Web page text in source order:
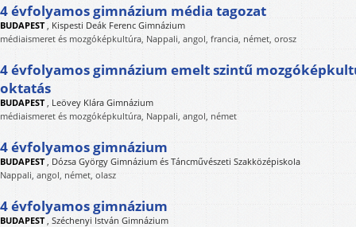
4 évfolyamos gimnázium média tagozat
BUDAPEST, Kispesti Deák Ferenc Gimnázium
médiaismeret és mozgóképkultúra, Nappali, angol, francia, német, orosz
4 évfolyamos gimnázium emelt szintű
oktatás
BUDAPEST, Leövey Klára Gimnázium
médiaismeret és mozgóképkultúra, Nappali, angol, német
4 évfolyamos gimnázium
BUDAPEST, Dózsa György Gimnázium és Táncművészeti Szakközépiskola
Nappali, angol, német, olasz
4 évfolyamos gimnázium
BUDAPEST, Széchenyi István Gimnázium